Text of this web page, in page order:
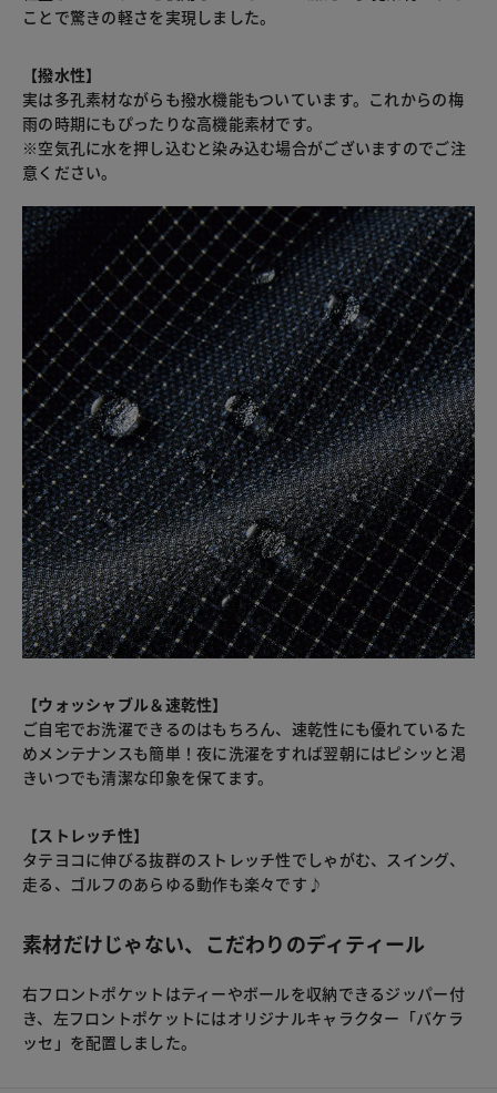
ことで驚きの軽さを実現しました。
【撥水性】
実は多孔素材ながらも撥水機能もついています。これからの梅
雨の時期にもぴったりな高機能素材です。
※空気孔に水を押し込むと染み込む場合がございますのでご注
意ください。
【ウォッシャブル＆速乾性】
ご自宅でお洗濯できるのはもちろん、速乾性にも優れているた
めメンテナンスも簡単！夜に洗濯をすれば翌朝にはピシッと渇
きいつでも清潔な印象を保てます。
【ストレッチ性】
タテヨコに伸びる抜群のストレッチ性でしゃがむ、スイング、
走る、ゴルフのあらゆる動作も楽々です♪
素材だけじゃない、こだわりのディティール
右フロントポケットはティーやボールを収納できるジッパー付
き、左フロントポケットにはオリジナルキャラクター「バケラ
ッセ」を配置しました。